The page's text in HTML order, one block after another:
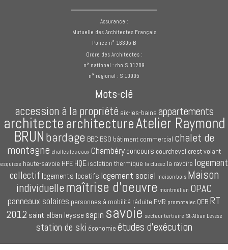
Assurance :
Mutuelle des Architectes Français
Police n° 16305 B
Ordre des Architectes :
n° national : rho S 01289
n° régional : S 10905
Mots-clé
accession à la propriété aix-les-bains appartements
architecte architectureAtelier Raymond
BRUNbardage BBC BSO bâtiment commercial chalet de
montagne challes les eaux Chambéryconcours courchevel crest volant
esquisse haute-savoie HPE HQE isolation thermique la clusaz la ravoire logement
collectif logements locatifs logement social maison bois Maison
individuelle maîtrise d'oeuvre montmélian OPAC
panneaux solaires personnes à mobilité réduite PMR promotelec QEB RT
2012 saint alban leysse sapin savoie secteur tertiaire St-Alban Leysse
station de ski économie études d'exécution